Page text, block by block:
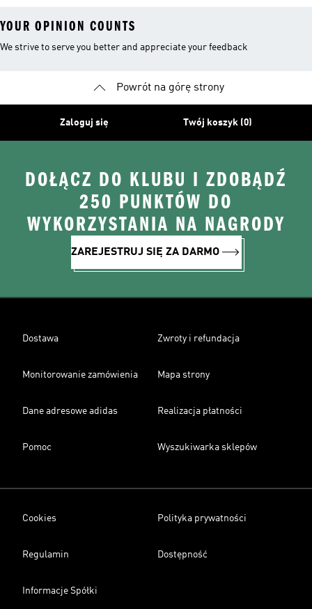
YOUR OPINION COUNTS
We strive to serve you better and appreciate your feedback
Powrót na górę strony
Zaloguj się Twój koszyk (0)
DOŁĄCZ DO KLUBU I ZDOBĄDŹ
250 PUNKTÓW DO
WYKORZYSTANIA NA NAGRODY
ZAREJESTRUJ SIĘ ZA DARMO
Dostawa Zwroty i refundacja
Monitorowanie zamówienia Mapa strony
Dane adresowe adidas Realizacja płatności
Pomoc Wyszukiwarka sklepów
Cookies Polityka prywatności
Regulamin Dostępność
Informacje Spółki